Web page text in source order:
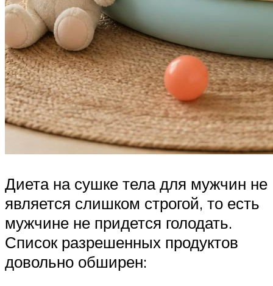
Диета на сушке тела для мужчин не
является слишком строгой, то есть
мужчине не придется голодать.
Список разрешенных продуктов
довольно обширен: